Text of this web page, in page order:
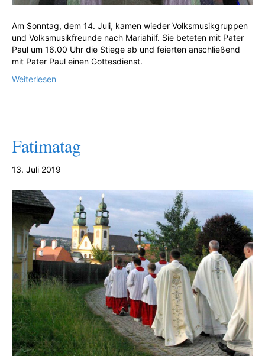
Am Sonntag, dem 14. Juli, kamen wieder Volksmusikgruppen
und Volksmusikfreunde nach Mariahilf. Sie beteten mit Pater
Paul um 16.00 Uhr die Stiege ab und feierten anschließend
mit Pater Paul einen Gottesdienst.
Weiterlesen
Fatimatag
13. Juli 2019